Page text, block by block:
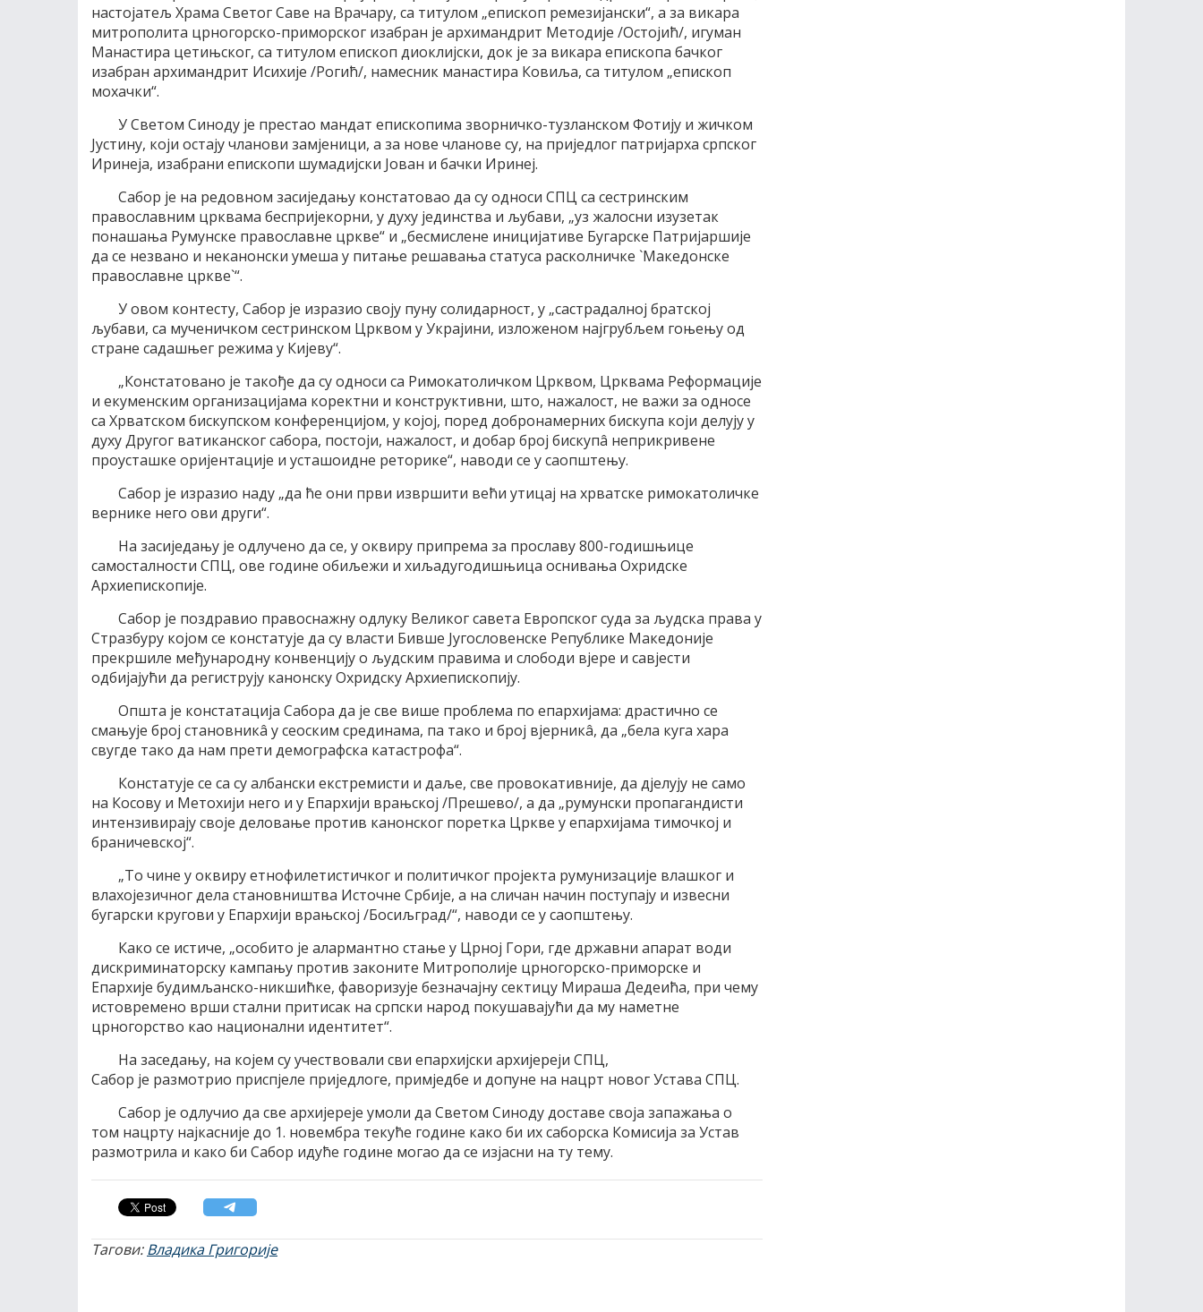
настојатељ Храма Светог Саве на Врачару, са титулом „епископ ремезијански“, а за викара
митрополита црногорско-приморског изабран је архимандрит Методије /Остојић/, игуман
Манастира цетињског, са титулом епископ диоклијски, док је за викара епископа бачког
изабран архимандрит Исихије /Рогић/, намесник манастира Ковиља, са титулом „епископ
мохачки“.
У Светом Синоду је престао мандат епископима зворничко-тузланском Фотију и жичком
Јустину, који остају чланови замјеници, а за нове чланове су, на приједлог патријарха српског
Иринеја, изабрани епископи шумадијски Јован и бачки Иринеј.
Сабор је на редовном засиједању констатовао да су односи СПЦ са сестринским
православним црквама беспријекорни, у духу јединства и љубави, „уз жалосни изузетак
понашања Румунске православне цркве“ и „бесмислене иницијативе Бугарске Патријаршије
да се незвано и неканонски умеша у питање решавања статуса расколничке `Македонске
православне цркве`“.
У овом контесту, Сабор је изразио своју пуну солидарност, у „састрадалној братској
љубави, са мученичком сестринском Црквом у Украјини, изложеном најгрубљем гоњењу од
стране садашњег режима у Кијеву“.
„Констатовано је такође да су односи са Римокатоличком Црквом, Црквама Реформације
и екуменским организацијама коректни и конструктивни, што, нажалост, не важи за односе
са Хрватском бискупском конференцијом, у којој, поред добронамерних бискупа који делују у
духу Другог ватиканског сабора, постоји, нажалост, и добар број бискупâ неприкривене
проусташке оријентације и усташоидне реторике“, наводи се у саопштењу.
Сабор је изразио наду „да ће они први извршити већи утицај на хрватске римокатоличке
вернике него ови други“.
На засиједању је одлучено да се, у оквиру припрема за прославу 800-годишњице
самосталности СПЦ, ове године обиљежи и хиљадугодишњица оснивања Охридске
Архиепископије.
Сабор је поздравио правоснажну одлуку Великог савета Европског суда за људска права у
Стразбуру којом се констатује да су власти Бивше Југословенске Републике Македоније
прекршиле међународну конвенцију о људским правима и слободи вјере и савјести
одбијајући да региструју канонску Охридску Архиепископију.
Општа је констатација Сабора да је све више проблема по епархијама: драстично се
смањује број становникâ у сеоским срединама, па тако и број вјерникâ, да „бела куга хара
свугде тако да нам прети демографска катастрофа“.
Констатује се са су албански екстремисти и даље, све провокативније, да дјелују не само
на Косову и Метохији него и у Епархији врањској /Прешево/, а да „румунски пропагандисти
интензивирају своје деловање против канонског поретка Цркве у епархијама тимочкој и
браничевској“.
„То чине у оквиру етнофилетистичког и политичког пројекта румунизације влашког и
влахојезичног дела становништва Источне Србије, а на сличан начин поступају и извесни
бугарски кругови у Епархији врањској /Босиљград/“, наводи се у саопштењу.
Како се истиче, „особито је алармантно стање у Црној Гори, где државни апарат води
дискриминаторску кампању против законите Митрополије црногорско-приморске и
Епархије будимљанско-никшићке, фаворизује безначајну сектицу Мираша Дедеића, при чему
истовремено врши стални притисак на српски народ покушавајући да му наметне
црногорство као национални идентитет“.
На заседању, на којем су учествовали сви епархијски архијереји СПЦ,
Сабор је размотрио приспјеле приједлоге, примједбе и допуне на нацрт новог Устава СПЦ.
Сабор је одлучио да све архијереје умоли да Светом Синоду доставе своја запажања о
том нацрту најкасније до 1. новембра текуће године како би их саборска Комисија за Устав
размотрила и како би Сабор идуће године могао да се изјасни на ту тему.
Тагови:Владика Григорије